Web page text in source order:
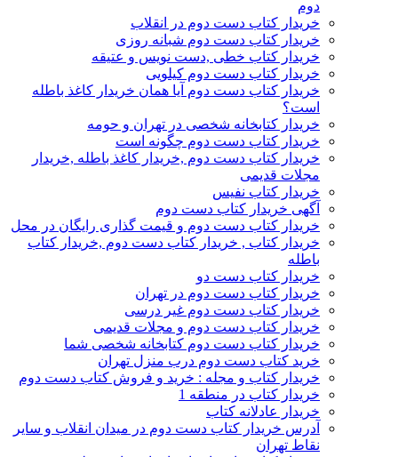
دوم
خریدار کتاب دست دوم در انقلاب
خریدار کتاب دست دوم شبانه روزی
خریدار کتاب خطی ,دست نویس و عتیقه
خریدار کتاب دست دوم کیلویی
خریدار کتاب دست دوم آیا همان خریدار کاغذ باطله
است؟
خریدار کتابخانه شخصی در تهران و حومه
خریدار کتاب دست دوم چگونه است
خریدار کتاب دست دوم ,خریدار کاغذ باطله ,خریدار
مجلات قدیمی
خریدار کتاب نفیس
آگهی خریدار کتاب دست دوم
خریدار کتاب دست دوم و قیمت گذاری رایگان در محل
خریدار کتاب , خریدار کتاب دست دوم ,خریدار کتاب
باطله
خریدار کتاب دست دو
خریدار کتاب دست دوم در تهران
خریدار کتاب دست دوم غیر درسی
خریدار کتاب دست دوم و مجلات قدیمی
خریدار کتاب دست دوم کتابخانه شخصی شما
خرید کتاب دست دوم درب منزل تهران
خریدار کتاب و مجله : خرید و فروش کتاب دست دوم
خریدار کتاب در منطقه 1
خریدار عادلانه کتاب
آدرس خریدار کتاب دست دوم در میدان انقلاب و سایر
نقاط تهران